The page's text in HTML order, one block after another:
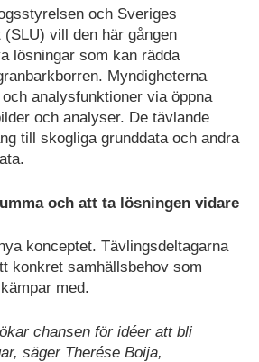
och Sveriges
(SLU) vill den här gången
lösningar som kan rädda
Myndigheterna
analysfunktioner via öppna
och analyser. De tävlande
till skogliga grunddata och andra
och att ta lösningen vidare
konceptet. Tävlingsdeltagarna
konkret samhällsbehov som
med.
chansen för idéer att bli
säger Therése Boija,